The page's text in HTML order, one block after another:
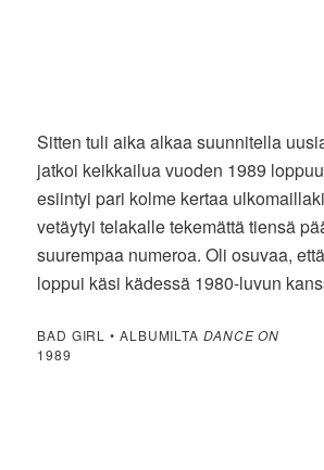
Sitten tuli aika alkaa suunnitella
jatkoi keikkailua vuoden 1989
esiintyi pari kolme kertaa
vetäytyi telakalle tekemättä tiensä
suurempaa numeroa. Oli osuvaa,
loppui käsi kädessä 1980-luvun
BAD GIRL • ALBUMILTA DANCE ON
1989